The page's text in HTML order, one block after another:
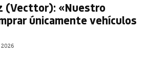
(Vecttor): «Nuestro
únicamente vehículos